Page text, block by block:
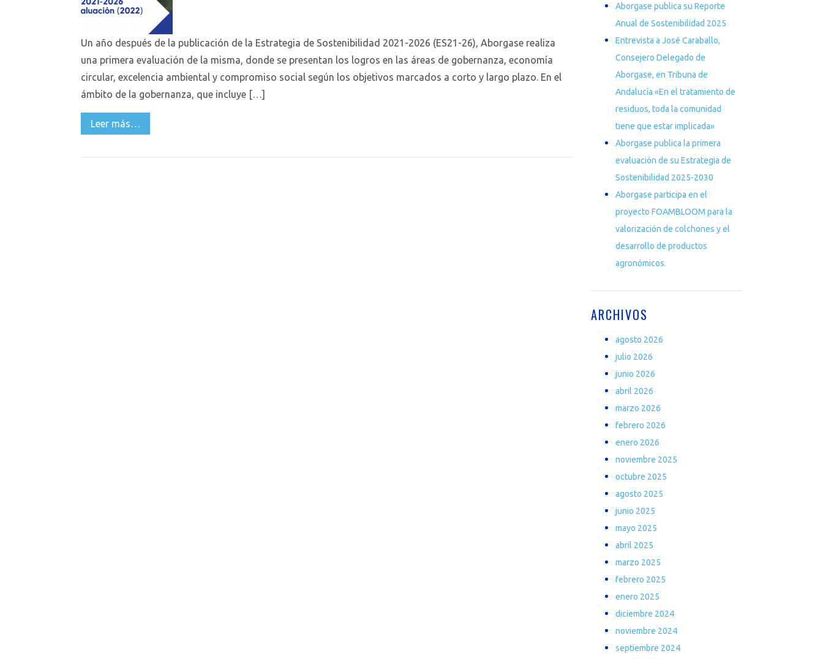
Un año después de la publicación de la Estrategia de Sostenibilidad 2021-2026 (ES21-26), Aborgase realiza
una primera evaluación de la misma, donde se presentan los logros en las áreas de gobernanza, economía
circular, excelencia ambiental y compromiso social según los objetivos marcados a corto y largo plazo. En el
ámbito de la gobernanza, que incluye […]
Leer más…
Aborgase publica su Reporte
Anual de Sostenibilidad 2025
Entrevista a José Caraballo,
Consejero Delegado de
Aborgase, en Tribuna de
Andalucía «En el tratamiento de
residuos, toda la comunidad
tiene que estar implicada»
Aborgase publica la primera
evaluación de su Estrategia de
Sostenibilidad 2025-2030
Aborgase participa en el
proyecto FOAMBLOOM para la
valorización de colchones y el
desarrollo de productos
agronómicos.
ARCHIVOS
agosto 2026
julio 2026
junio 2026
abril 2026
marzo 2026
febrero 2026
enero 2026
noviembre 2025
octubre 2025
agosto 2025
junio 2025
mayo 2025
abril 2025
marzo 2025
febrero 2025
enero 2025
diciembre 2024
noviembre 2024
septiembre 2024